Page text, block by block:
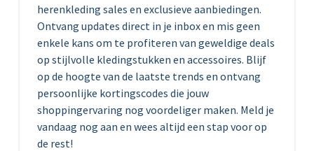
herenkleding sales en exclusieve aanbiedingen.
Ontvang updates direct in je inbox en mis geen
enkele kans om te profiteren van geweldige deals
op stijlvolle kledingstukken en accessoires. Blijf
op de hoogte van de laatste trends en ontvang
persoonlijke kortingscodes die jouw
shoppingervaring nog voordeliger maken. Meld je
vandaag nog aan en wees altijd een stap voor op
de rest!